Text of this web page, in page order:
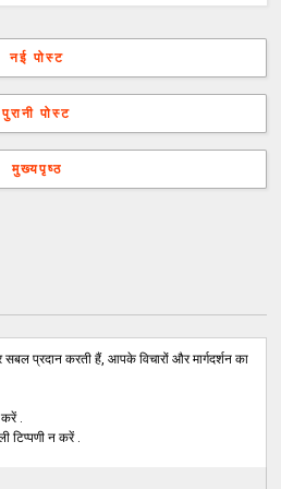
नई पोस्ट
पुरानी पोस्ट
मुख्यपृष्ठ
प्रदान करती हैं, आपके विचारों और मार्गदर्शन का
करें .
टिप्पणी न करें .